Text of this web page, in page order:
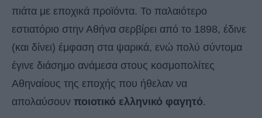
πιάτα με εποχικά προϊόντα. Το παλαιότερο
εστιατόριο στην Αθήνα σερβίρει από το 1898, έδινε
(και δίνει) έμφαση στα ψαρικά, ενώ πολύ σύντομα
έγινε διάσημο ανάμεσα στους κοσμοπολίτες
Αθηναίους της εποχής που ήθελαν να
απολαύσουν ποιοτικό ελληνικό φαγητό.